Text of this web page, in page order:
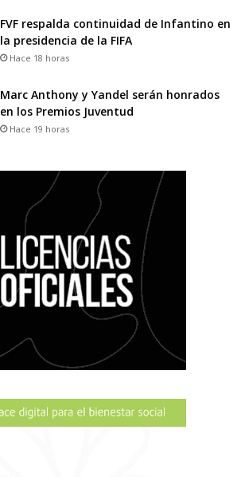
FVF respalda continuidad de Infantino en
la presidencia de la FIFA
Hace 18 horas
Marc Anthony y Yandel serán honrados
en los Premios Juventud
Hace 19 horas